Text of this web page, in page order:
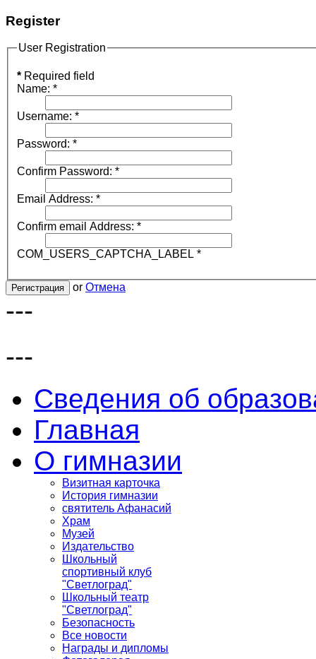
Register
User Registration
* Required field
Name: *
Username: *
Password: *
Confirm Password: *
Email Address: *
Confirm email Address: *
COM_USERS_CAPTCHA_LABEL *
Регистрация or Отмена
---
---
Сведения об
Главная
О гимназии
Визитная карточка
История гимназии
святитель Афанасий
Храм
Музей
Издательство
Школьный
спортивный клуб
"Светлоград"
Школьный театр
"Светлоград"
Безопасность
Все новости
Награды и дипломы